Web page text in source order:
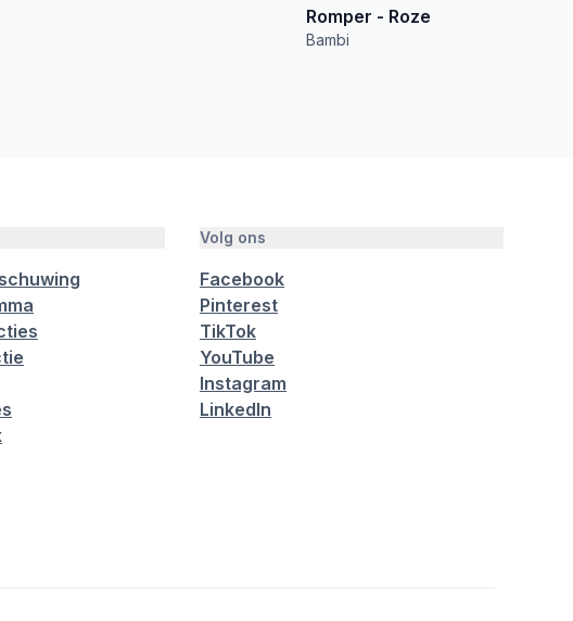
Romper - Roze
Bambi
Volg ons
Facebook
Pinterest
TikTok
YouTube
Instagram
LinkedIn